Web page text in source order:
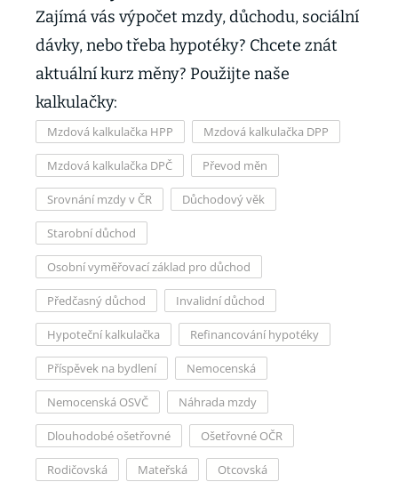
Zajímá vás výpočet mzdy, důchodu, sociální
dávky, nebo třeba hypotéky? Chcete znát
aktuální kurz měny? Použijte naše
kalkulačky:
Mzdová kalkulačka HPP Mzdová kalkulačka DPP
Mzdová kalkulačka DPČ Převod měn
Srovnání mzdy v ČR Důchodový věk
Starobní důchod
Osobní vyměřovací základ pro důchod
Předčasný důchod Invalidní důchod
Hypoteční kalkulačka Refinancování hypotéky
Příspěvek na bydlení Nemocenská
Nemocenská OSVČ Náhrada mzdy
Dlouhodobé ošetřovné Ošetřovné OČR
Rodičovská Mateřská Otcovská